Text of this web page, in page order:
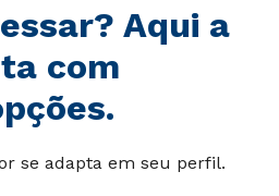
Aqui a
com
se adapta em seu perfil.